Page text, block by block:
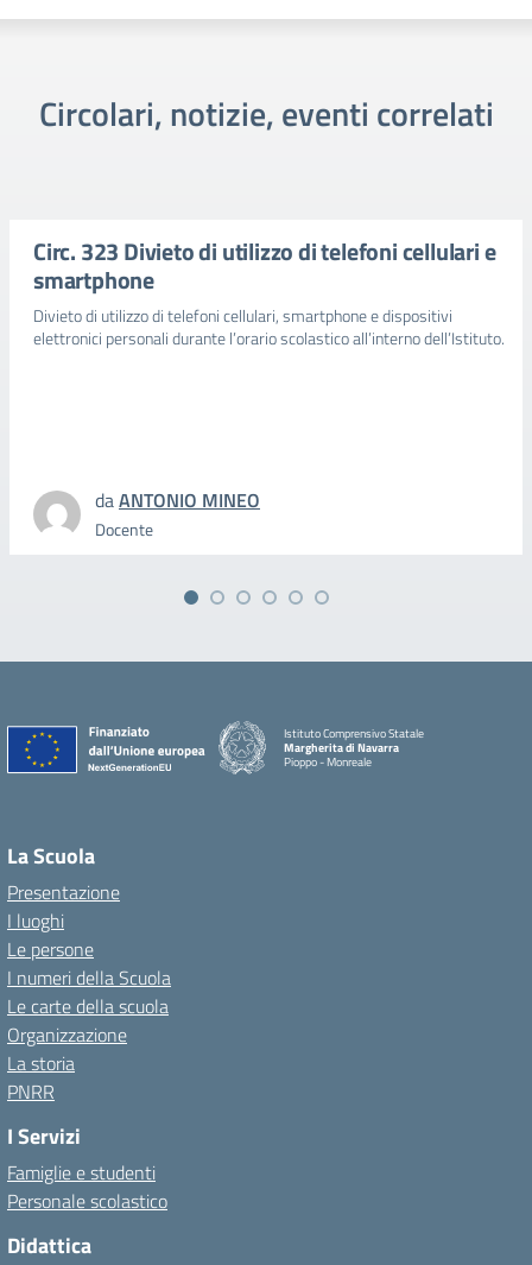
Circolari, notizie, eventi correlati
Circ. 323 Divieto di utilizzo di telefoni cellulari e
smartphone
Divieto di utilizzo di telefoni cellulari, smartphone e dispositivi
elettronici personali durante l’orario scolastico all’interno dell’Istituto.
daANTONIO MINEO
Docente
Istituto Comprensivo Statale
Margherita di Navarra
Pioppo - Monreale
La Scuola
Presentazione
I luoghi
Le persone
I numeri della Scuola
Le carte della scuola
Organizzazione
La storia
PNRR
I Servizi
Famiglie e studenti
Personale scolastico
Didattica